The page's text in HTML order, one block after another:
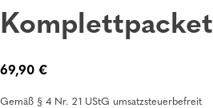
Komplettpacket
69,90 €
Gemäß § 4 Nr. 21 UStG umsatzsteuerbefreit